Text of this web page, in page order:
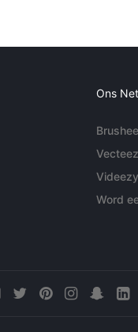
Ons
Videezy
Word